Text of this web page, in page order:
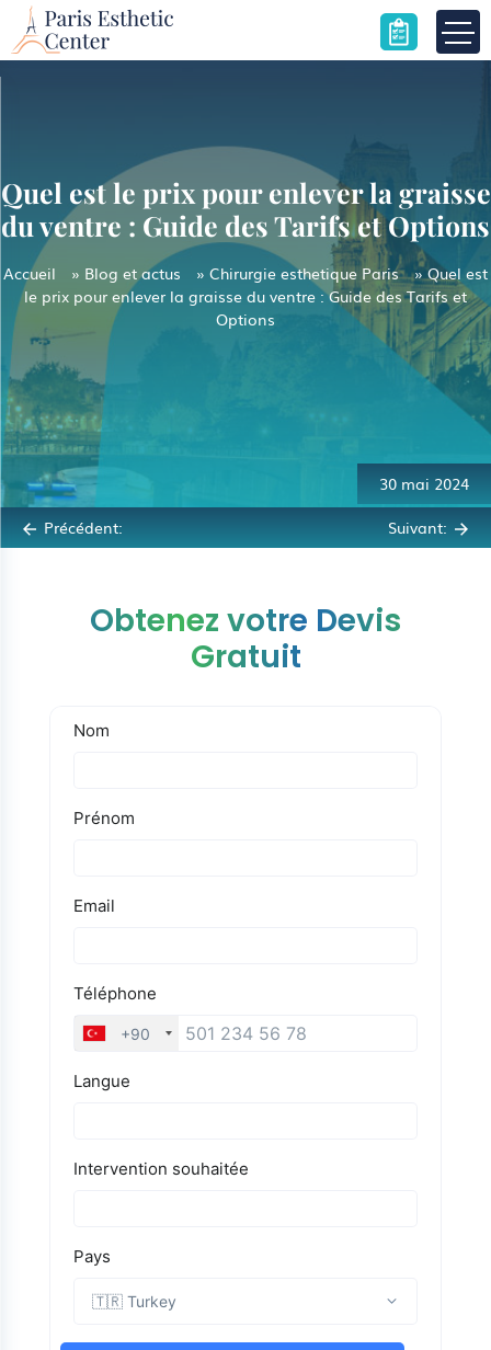
Skip
content
Quel est le prix pour enlever la graisse
du ventre : Guide des Tarifs et Options
Accueil » Blog et actus » Chirurgie esthetique Paris »Quel est
le prix pour enlever la graisse du ventre : Guide des Tarifs et
Options
30 mai 2024
Navigation
de
l’article
Précédent: Suivant:
Obtenez votre Devis
Gratuit